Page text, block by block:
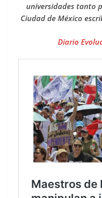
universidades tanto
Ciudad de México
Diario